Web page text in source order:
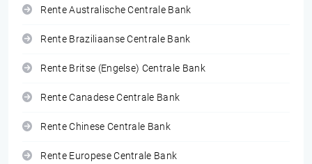
Rente Australische Centrale Bank
Rente Braziliaanse Centrale Bank
Rente Britse (Engelse) Centrale Bank
Rente Canadese Centrale Bank
Rente Chinese Centrale Bank
Rente Europese Centrale Bank